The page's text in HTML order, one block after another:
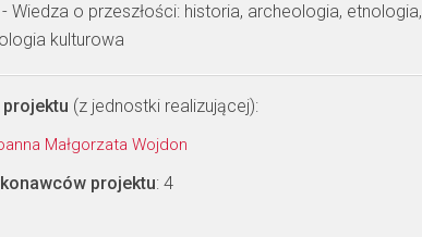
- Wiedza o przeszłości: historia, archeologia, etnologia,
kulturowa
(z jednostki realizującej):
Małgorzata Wojdon
projektu: 4